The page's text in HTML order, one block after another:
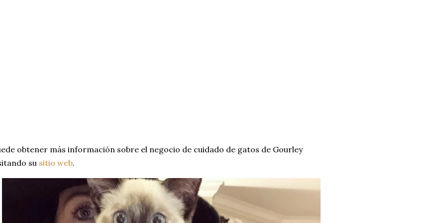
obtener más información sobre el negocio de cuidado de gatos de Gourley
su sitio web.